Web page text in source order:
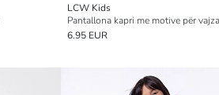
LCW Kids
Pantallona kapri me motive për vajza
6.95 EUR